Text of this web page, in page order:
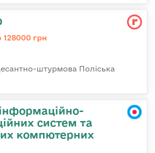
128000 грн
штурмова Поліська
систем та
компютерних